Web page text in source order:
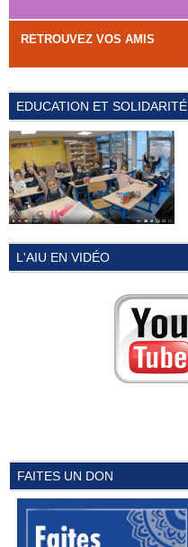
RETROUVEZ VOS AMIS
EDUCATION ET SOLIDARITÉ
L'AIU EN VIDÉO
FAITES UN DON